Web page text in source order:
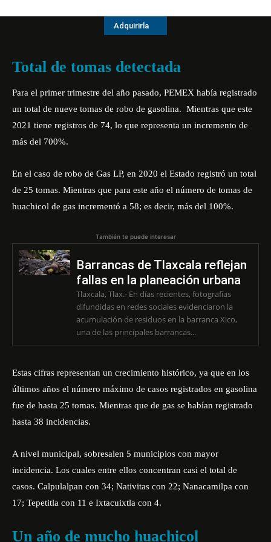
Adquirirla
Total de tomas detectada
Para el primer trimestre del año pasado, PEMEX había registrado
un total de nueve tomas de robo de gasolina. Mientras que este
2021 tiene registros de 74, lo que representa un incremento de
más del 700%.
En el caso de robo de Gas LP, en 2020 el Estado registró un total
de 25 tomas. Mientras que para este año el número de tomas de
huachicol de gas incrementó a 58; es decir, más del 100%.
También te puede interesar
Barrancas de Tlaxcala reflejan
fallas en la planeación urbana
Tlaxcala, Tlax.- En días recientes, fotografías
difundidas en redes sociales evidenciaron la
acumulación de residuos en la barranca Xico,
una de las principales barrancas...
Estas cifras representan un crecimiento histórico, ya que en los
últimos años el número máximo de casos registrados en gasolina
fue de hasta 25 tomas. Mientras que de gas se habían registrado
hasta 38 incidencias.
A nivel municipal, sobresalen 5 municipios con mayor
incidencia. Los cuales entre ellos concentran casi el total de
casos. Calpulalpan con 34; Nativitas con 22; Nanacamilpa con
17; Tepetitla con 11 e Ixtacuixtla con 4.
Un año de mucho huachicol